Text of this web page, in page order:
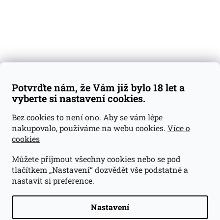
Potvrďte nám, že Vám již bylo 18 let a
vyberte si nastavení cookies.
Bez cookies to není ono. Aby se vám lépe
nakupovalo, používáme na webu cookies. Více o
cookies
Můžete přijmout všechny cookies nebo se pod
tlačítkem „Nastavení“ dozvědět vše podstatné a
nastavit si preference.
Nastavení
Obchodní podmínky
GDPR
Kontakty
jan@dramroom.cz
+420 774 400 491
Odběrná místa
Velká Ohrada - Lihovarek
Prusíkova 2577/16